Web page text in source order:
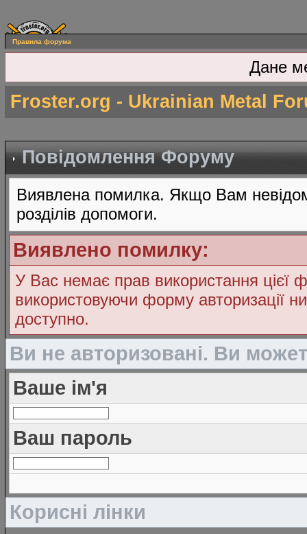
Правила форума
Дане
Froster.org - Ukrainian Metal
Повідомлення Форуму
Виявлена помилка. Якщо Вам
розділів допомоги.
Виявлено помилку:
У Вас немає прав використання цієї
використовуючи форму авторизації
доступно.
Ви не авторизовані. Ви
Ваше ім'я
Ваш пароль
Корисні лінки